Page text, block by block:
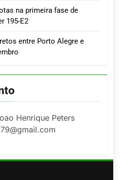
na primeira fase de
195-E2
entre Porto Alegre e
Henrique Peters